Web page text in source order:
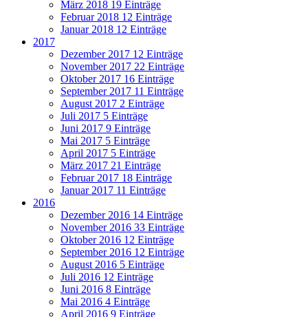
März 2018 19 Einträge
Februar 2018 12 Einträge
Januar 2018 12 Einträge
2017
Dezember 2017 12 Einträge
November 2017 22 Einträge
Oktober 2017 16 Einträge
September 2017 11 Einträge
August 2017 2 Einträge
Juli 2017 5 Einträge
Juni 2017 9 Einträge
Mai 2017 5 Einträge
April 2017 5 Einträge
März 2017 21 Einträge
Februar 2017 18 Einträge
Januar 2017 11 Einträge
2016
Dezember 2016 14 Einträge
November 2016 33 Einträge
Oktober 2016 12 Einträge
September 2016 12 Einträge
August 2016 5 Einträge
Juli 2016 12 Einträge
Juni 2016 8 Einträge
Mai 2016 4 Einträge
April 2016 9 Einträge